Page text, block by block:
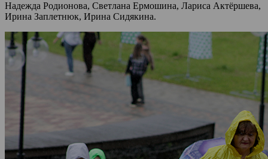
Надежда Родионова, Светлана Ермошина, Лариса Актёршева,
Ирина Заплетнюк, Ирина Сидякина.